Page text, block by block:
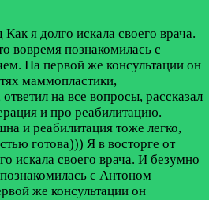
Как я долго искала своего врача.
вовремя познакомилась с
На первой же консультации он
маммопластики,
на все вопросы, рассказал
и про реабилитацию.
и реабилитация тоже легко,
готова))) Я в восторге от
искала своего врача. И безумно
с Антоном
же консультации он